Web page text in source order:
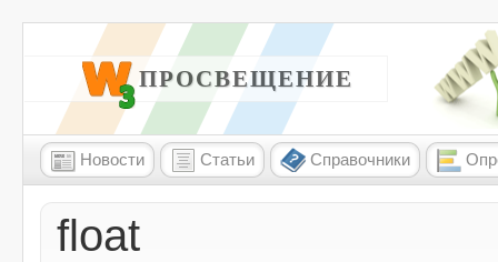
W3 ПРОСВЕЩЕНИЕ
Новости Статьи Справочники
float